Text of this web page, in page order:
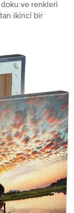
doku ve renkleri
ikinci bir